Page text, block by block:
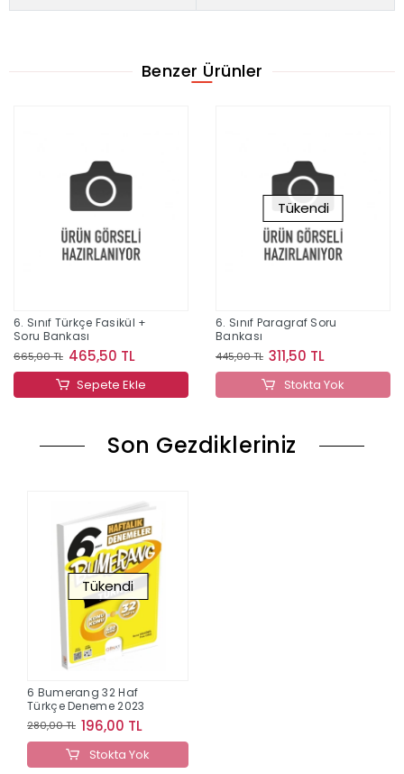
Benzer Ürünler
6. Sınıf Türkçe Fasikül +
Soru Bankası
665,00 TL 465,50 TL
Sepete Ekle
Tükendi
6. Sınıf Paragraf Soru
Bankası
445,00 TL 311,50 TL
Stokta Yok
Son Gezdikleriniz
Tükendi
6 Bumerang 32 Haf
Türkçe Deneme 2023
280,00 TL 196,00 TL
Stokta Yok